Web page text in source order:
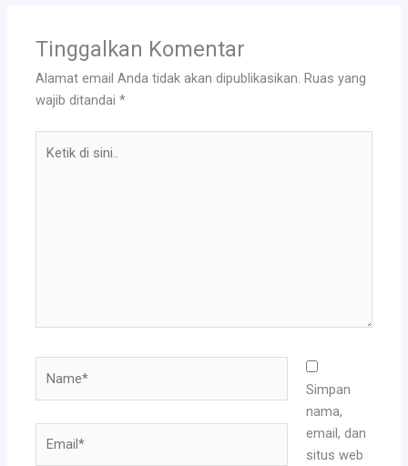
Tinggalkan Komentar
Alamat email Anda tidak akan dipublikasikan. Ruas yang
wajib ditandai*
Simpan
nama,
email, dan
situs web